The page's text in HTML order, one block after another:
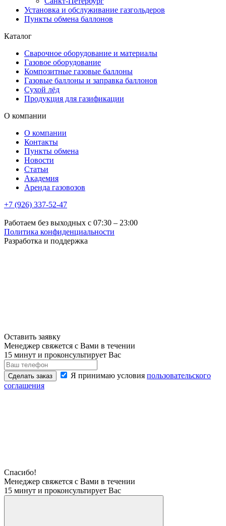
Установка и обслуживание газгольдеров
Пункты обмена баллонов
Каталог
Сварочное оборудование и материалы
Газовое оборудование
Композитные газовые баллоны
Газовые баллоны и заправка баллонов
Сухой лёд
Продукция для газификации
О компании
О компании
Контакты
Пункты обмена
Новости
Статьи
Академия
Аренда газовозов
+7 (926) 337-52-47
Работаем без выходных с 07:30 – 23:00
Политика конфиденциальности
Разработка и поддержка
Оставить заявку
Менеджер свяжется с Вами в течении
15 минут и проконсультирует Вас
Сделать заказ Я принимаю условия пользовательского
соглашения
Спасибо!
Менеджер свяжется с Вами в течении
15 минут и проконсультирует Вас